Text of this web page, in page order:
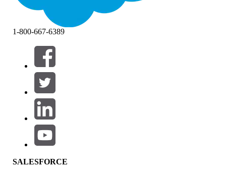
Filter (0)
VÄLJ FILTER
Produktområde
Funktionspåverkan
1-800-667-6389
SALESFORCE